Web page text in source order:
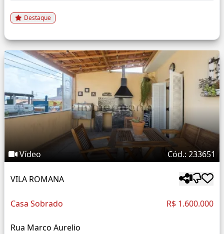
Destaque
Vídeo Cód.: 233651
VILA ROMANA
Casa Sobrado R$ 1.600.000
Rua Marco Aurelio